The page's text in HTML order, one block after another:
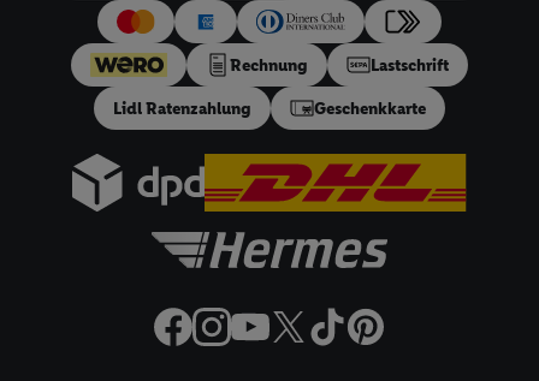
Rechnung Lastschrift
Lidl Ratenzahlung Geschenkkarte